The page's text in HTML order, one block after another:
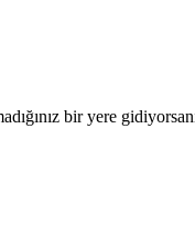
bir yere